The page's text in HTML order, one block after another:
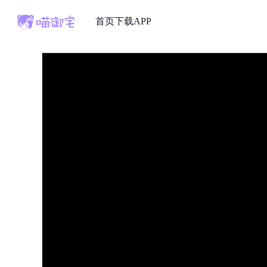
首页下载APP